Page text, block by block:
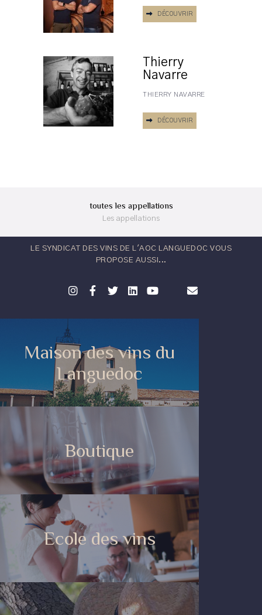
DÉCOUVRIR
Thierry
Navarre
THIERRY NAVARRE
DÉCOUVRIR
toutes les appellations
Les appellations
LE SYNDICAT DES VINS DE L'AOC LANGUEDOC VOUS
PROPOSE AUSSI...
Maison des vins du
Languedoc
Boutique
Ecole des vins